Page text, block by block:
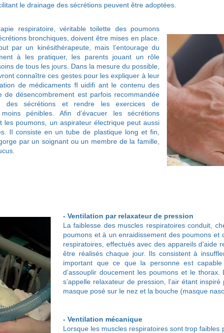
le drainage des sécrétions peuvent être adoptées.
respiratoire, véritable toilette des poumons
bronchiques, doivent être mises en place.
par un kinésithérapeute, mais l’entourage du
à les pratiquer, les parents jouant un rôle
de tous les jours. Dans la mesure du possible,
connaître ces gestes pour les expliquer à leur
de médicaments fl uidifi ant le contenu des
de désencombrement est parfois recommandée
des sécrétions et rendre les exercices de
pénibles. Afin d’évacuer les sécrétions
les poumons, un aspirateur électrique peut aussi
Il consiste en un tube de plastique long et fin,
par un soignant ou un membre de la famille,
- Ventilation par relaxateur de pression
La faiblesse des muscles respiratoires conduit,
poumons et à un enraidissement des poumons
respiratoires, effectués avec des appareils d’aide
être réalisés chaque jour. Ils consistent à
important que ce que la personne est capable
d’assouplir doucement les poumons et le
s’appelle relaxateur de pression, l’air étant
masque posé sur le nez et la bouche (masque
- Ventilation mécanique
Lorsque les muscles respiratoires sont trop